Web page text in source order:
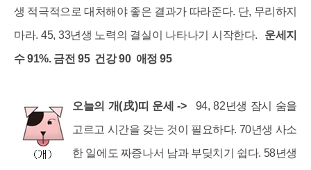
생 적극적으로 대처해야 좋은 결과가 따라준다. 단, 무리하지
마라. 45, 33년생 노력의 결실이 나타나기 시작한다.
운세지
수 91%. 금전 95 건강 90 애정 95
오늘의 개(戌)띠 운세 ->
94, 82년생 잠시 숨을
고르고 시간을 갖는 것이 필요하다. 70년생 사소
한 일에도 짜증나서 남과 부딪치기 쉽다. 58년생